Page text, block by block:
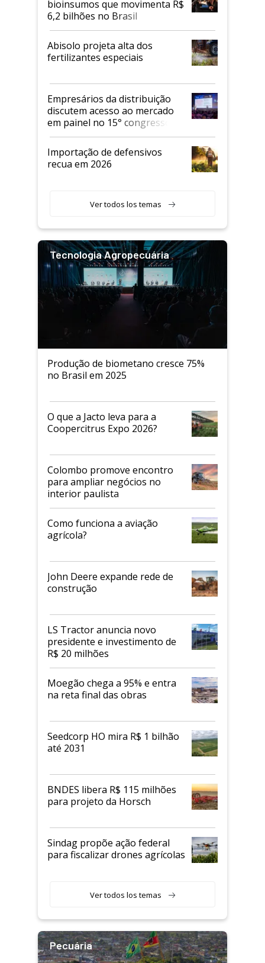
bioinsumos que movimenta R$
6,2 bilhões no Brasil
Abisolo projeta alta dos
fertilizantes especiais
Empresários da distribuição
discutem acesso ao mercado
em painel no 15° congresso
Andav
Importação de defensivos
recua em 2026
Ver todos los temas
Tecnologia Agropecuária
Produção de biometano cresce 75%
no Brasil em 2025
O que a Jacto leva para a
Coopercitrus Expo 2026?
Colombo promove encontro
para ampliar negócios no
interior paulista
Como funciona a aviação
agrícola?
John Deere expande rede de
construção
LS Tractor anuncia novo
presidente e investimento de
R$ 20 milhões
Moegão chega a 95% e entra
na reta final das obras
Seedcorp HO mira R$ 1 bilhão
até 2031
BNDES libera R$ 115 milhões
para projeto da Horsch
Sindag propõe ação federal
para fiscalizar drones agrícolas
Ver todos los temas
Pecuária